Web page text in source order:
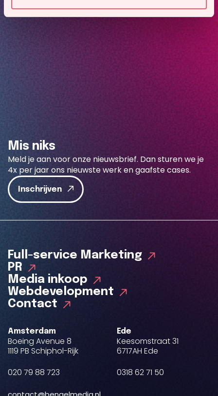
Mis niks
Meld je aan voor onze nieuwsbrief. Dan sturen we je
4x per jaar ons nieuwste werk en gaafste cases.
Inschrijven
Full-service Marketing
PR
Media inkoop
Webdevelopment
Contact
Amsterdam
Boeing Avenue 8
1119 PB Schiphol-Rijk
020 79 88 723
Ede
Keesomstraat 31
6717AH Ede
0318 62 71 50